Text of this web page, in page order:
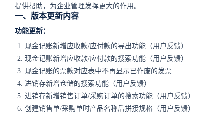
提供帮助，为企业管理发挥更大的作用。
一、版本更新内容
功能更新：
现金记账新增应收款/应付款的导出功能（用户反馈）
现金记账新增应收款/应付款的搜索功能（用户反馈）
现金记账的票款对应表中不再显示已作废的发票
进销存新增仓储的搜索功能（用户反馈）
进销存新增销售订单/采购订单的搜索功能（用户反馈）
创建销售单/采购单时产品名称后拼接规格（用户反馈）